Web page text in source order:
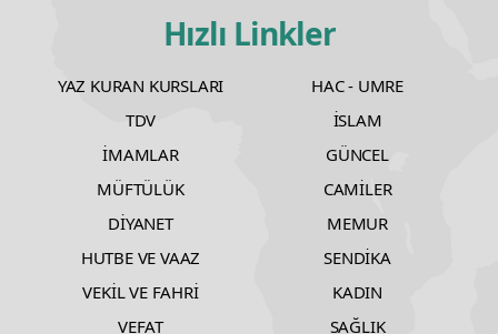
Hızlı Linkler
YAZ KURAN KURSLARI
HAC - UMRE
TDV
İSLAM
İMAMLAR
GÜNCEL
MÜFTÜLÜK
CAMİLER
DİYANET
MEMUR
HUTBE VE VAAZ
SENDİKA
VEKİL VE FAHRİ
KADIN
VEFAT
SAĞLIK